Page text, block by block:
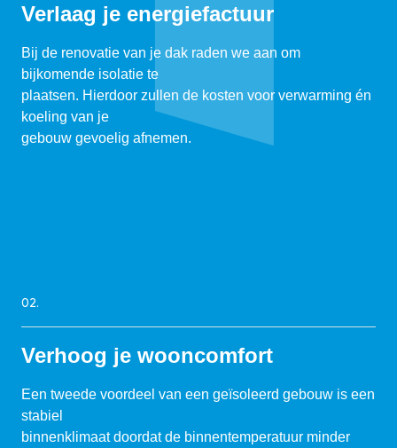
Verlaag je energiefactuur
Bij de renovatie van je dak raden we aan om
bijkomende isolatie te
plaatsen. Hierdoor zullen de kosten voor verwarming én
koeling van je
gebouw gevoelig afnemen.
02.
Verhoog je wooncomfort
Een tweede voordeel van een geïsoleerd gebouw is een
stabiel
binnenklimaat doordat de binnentemperatuur minder